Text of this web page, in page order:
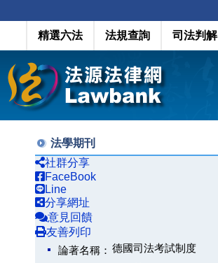
精選六法 法規查詢 司法判解
法學期刊
社群分享
FaceBook
Line
分享網址
意見回饋
友善列印
論著名稱： 德國司法考試制度